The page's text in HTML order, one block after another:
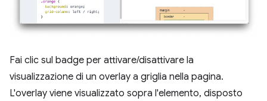
Fai clic sul badge per attivare/disattivare la
visualizzazione di un overlay a griglia nella pagina.
L'overlay viene visualizzato sopra l'elemento, disposto